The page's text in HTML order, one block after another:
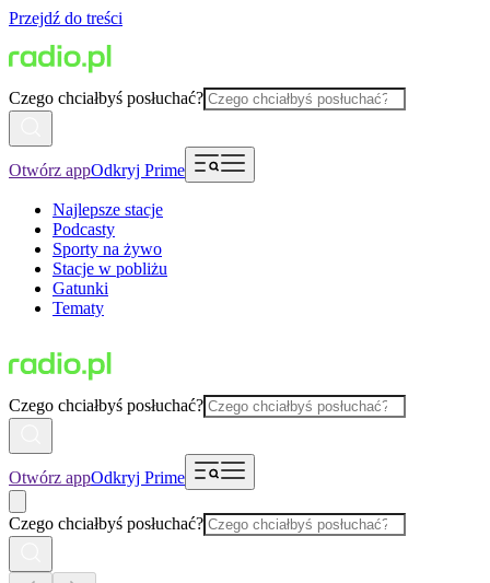
Przejdź do treści
Czego chciałbyś posłuchać?
Otwórz appOdkryj Prime
Najlepsze stacje
Podcasty
Sporty na żywo
Stacje w pobliżu
Gatunki
Tematy
Czego chciałbyś posłuchać?
Otwórz appOdkryj Prime
Czego chciałbyś posłuchać?